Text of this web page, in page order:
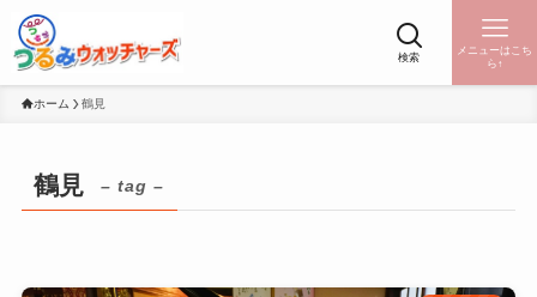
検索
メニューはこち
ら↑
ホーム 鶴見
鶴見 – tag –